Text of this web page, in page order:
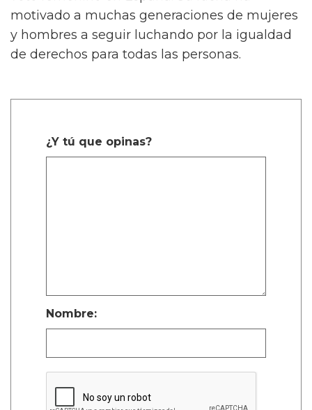
motivado a muchas generaciones de mujeres
y hombres a seguir luchando por la igualdad
de derechos para todas las personas.
¿Y tú que opinas?
Nombre: